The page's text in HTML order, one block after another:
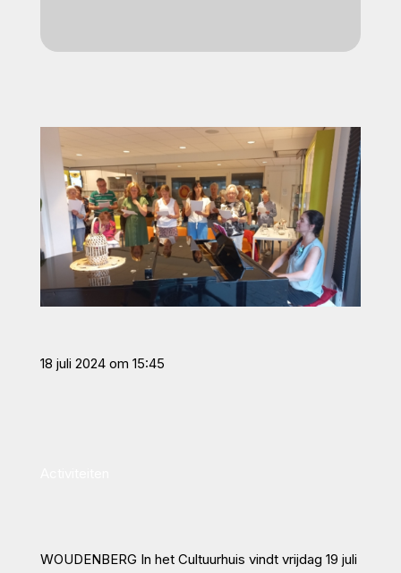
18 juli 2024 om 15:45
WOUDENBERG In het Cultuurhuis vindt vrijdag 19 juli